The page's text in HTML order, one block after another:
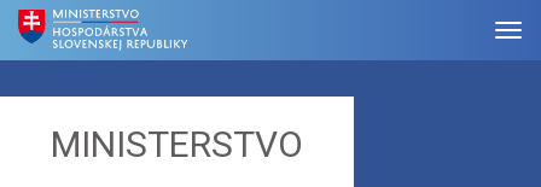
MINISTERSTVO